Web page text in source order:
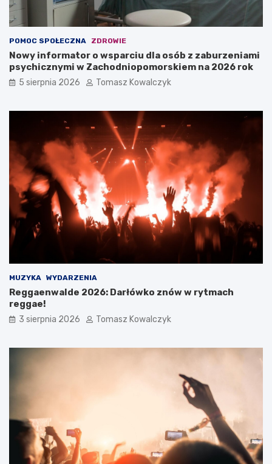
POMOC SPOŁECZNA ZDROWIE
Nowy informator o wsparciu dla osób z zaburzeniami
psychicznymi w Zachodniopomorskiem na 2026 rok
5 sierpnia 2026 Tomasz Kowalczyk
MUZYKA WYDARZENIA
Reggaenwalde 2026: Darłówko znów w rytmach
reggae!
3 sierpnia 2026 Tomasz Kowalczyk